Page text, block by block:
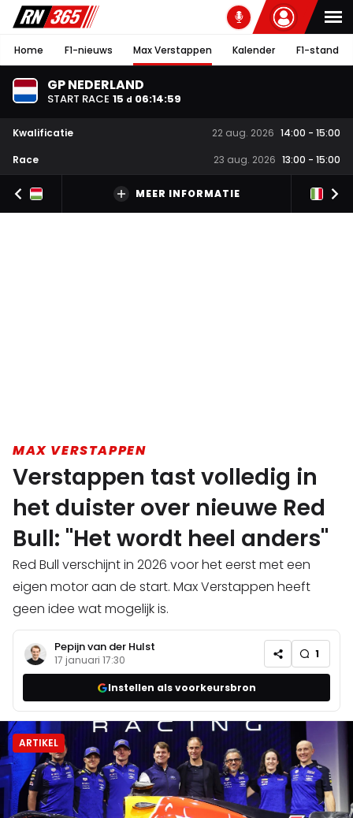
Home F1-nieuws Max Verstappen Kalender F1-stand
GP NEDERLAND
START RACE 15 d 06:14:58
Kwalificatie 22 aug. 2026 14:00 - 15:00
Race
23 aug. 2026 13:00 - 15:00
MEER INFORMATIE
MAX VERSTAPPEN
Verstappen tast volledig in
het duister over nieuwe Red
Bull: "Het wordt heel anders"
Red Bull verschijnt in 2026 voor het eerst met een
eigen motor aan de start. Max Verstappen heeft
geen idee wat mogelijk is.
Pepijn van der Hulst
17 januari 17:30 1
Instellen als voorkeursbron
ARTIKEL